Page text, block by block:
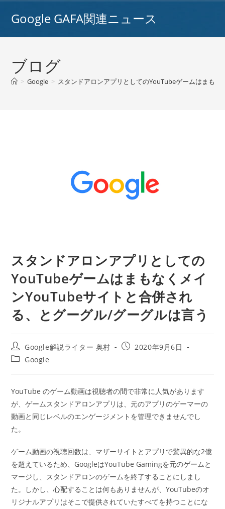
Google GAFA関連ニュース
ブログ
> Google > スタンドアロンアプリとしてのYouTubeゲームはまも
スタンドアロンアプリとしての
YouTubeゲームはまもなくメイ
ンYouTubeサイトと合併され
る、とグーグル/グーグルは言う
投
稿
者:
Google解説ライター 奥村
投
2020年9月6日
投
テ
ゴ
リ
ー:
Google
YouTube のゲーム動画は視聴者の間で非常に人気があります
が、ゲームスタンドアロンアプリは、元のアプリのゲーマーの
動画と同じレベルのエンゲージメントを管理できませんでし
た。
ゲーム動画の視聴回数は、マザーサイトとアプリで驚異的な2億
を超えているため、GoogleはYouTube Gamingを元のゲームと
マージし、スタンドアロンのゲームを終了することにしまし
た。しかし、心配することは何もありませんが、YouTubeのオ
リジナルアプリはそこで提供されていたすべてを持つことにな